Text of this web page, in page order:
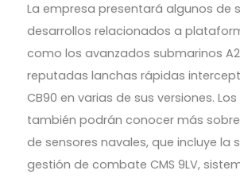
La empresa presentará algunos de
desarrollos relacionados a
como los avanzados submarinos
reputadas lanchas rápidas
CB90 en varias de sus versiones.
también podrán conocer más
de sensores navales, que incluye la
gestión de combate CMS 9LV,